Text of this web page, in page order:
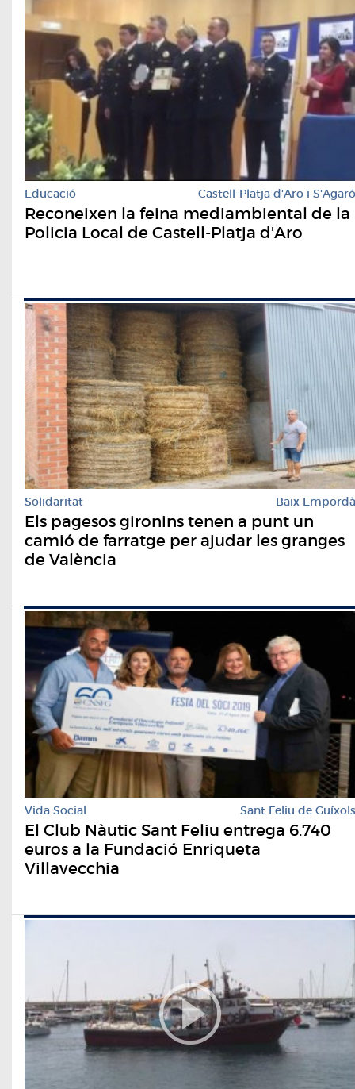
Educació Castell-Platja d'Aro i S'Agaró
Reconeixen la feina mediambiental de la
Policia Local de Castell-Platja d'Aro
Solidaritat Baix Empordà
Els pagesos gironins tenen a punt un
camió de farratge per ajudar les granges
de València
Vida Social Sant Feliu de Guíxols
El Club Nàutic Sant Feliu entrega 6.740
euros a la Fundació Enriqueta
Villavecchia